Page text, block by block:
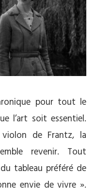
pour tout le
l’art soit essentiel.
de Frantz, la
revenir. Tout
tableau préféré de
envie de vivre ».